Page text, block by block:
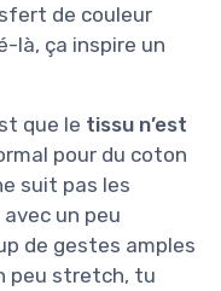
de couleur
là, ça inspire un
que le tissu n’est
pour du coton
suit pas les
un peu
de gestes amples
peu stretch, tu